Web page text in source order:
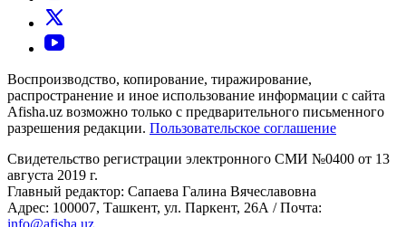
Воспроизводство, копирование, тиражирование,
распространение и иное использование информации с сайта
Afisha.uz возможно только с предварительного письменного
разрешения редакции. Пользовательское соглашение
Свидетельство регистрации электронного СМИ №0400 от 13
августа 2019 г.
Главный редактор: Сапаева Галина Вячеславовна
Адрес: 100007, Ташкент, ул. Паркент, 26А / Почта: